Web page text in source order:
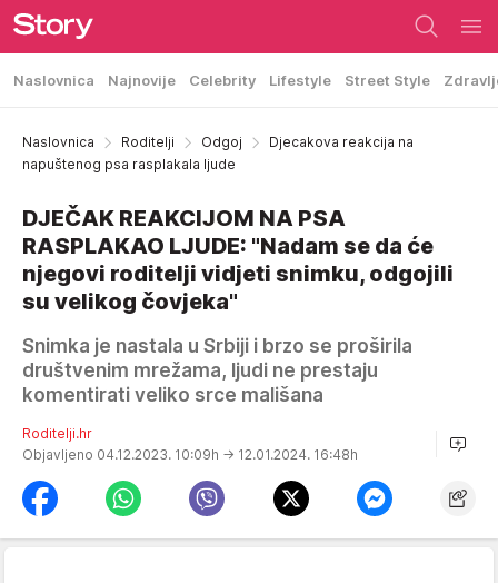
Naslovnica Najnovije Celebrity Lifestyle Street Style
Naslovnica Roditelji Odgoj
Djecakova reakcija na
napuštenog psa rasplakala ljude
DJEČAK REAKCIJOM NA PSA
RASPLAKAO LJUDE: "Nadam se da će
njegovi roditelji vidjeti snimku, odgojili
su velikog čovjeka"
Snimka je nastala u Srbiji i brzo se proširila
društvenim mrežama, ljudi ne prestaju
komentirati veliko srce mališana
Roditelji.hr
Objavljeno 04.12.2023. 10:09h → 12.01.2024. 16:48h